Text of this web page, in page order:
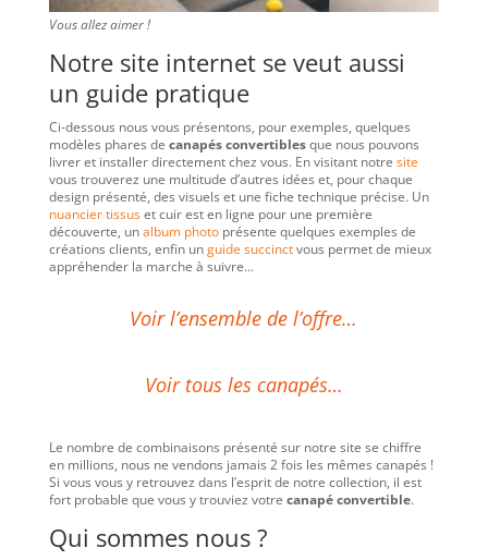
Vous allez aimer !
Notre site internet se veut aussi
un guide pratique
Ci-dessous nous vous présentons, pour exemples, quelques
modèles phares de canapés convertiblesque nous pouvons
livrer et installer directement chez vous. En visitant notre site
vous trouverez une multitude d’autres idées et, pour chaque
design présenté, des visuels et une fiche technique précise. Un
nuancier tissuset cuir est en ligne pour une première
découverte, unalbum photoprésente quelques exemples de
créations clients, enfin unguide succinctvous permet de mieux
appréhender la marche à suivre…
Voir l’ensemble de l’offre…
Voir tous les canapés…
Le nombre de combinaisons présenté sur notre site se chiffre
en millions, nous ne vendons jamais 2 fois les mêmes canapés !
Si vous vous y retrouvez dans l’esprit de notre collection, il est
fort probable que vous y trouviez votre canapé convertible.
Qui sommes nous ?